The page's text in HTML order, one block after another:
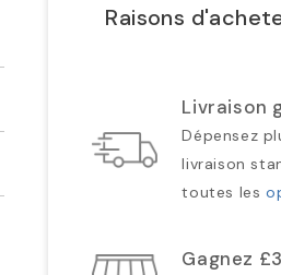
Raisons
Livraison
Dépensez
livraison
toutes les
Gagnez